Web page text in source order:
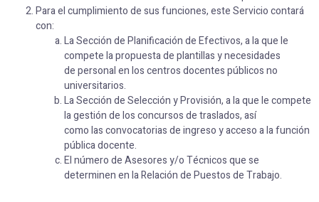
Para el cumplimiento de sus funciones, este Servicio contará
con:
La Sección de Planificación de Efectivos, a la que le
compete la propuesta de plantillas y necesidades
de personal en los centros docentes públicos no
universitarios.
La Sección de Selección y Provisión, a la que le compete
la gestión de los concursos de traslados, así
como las convocatorias de ingreso y acceso a la función
pública docente.
El número de Asesores y/o Técnicos que se
determinen en la Relación de Puestos de Trabajo.